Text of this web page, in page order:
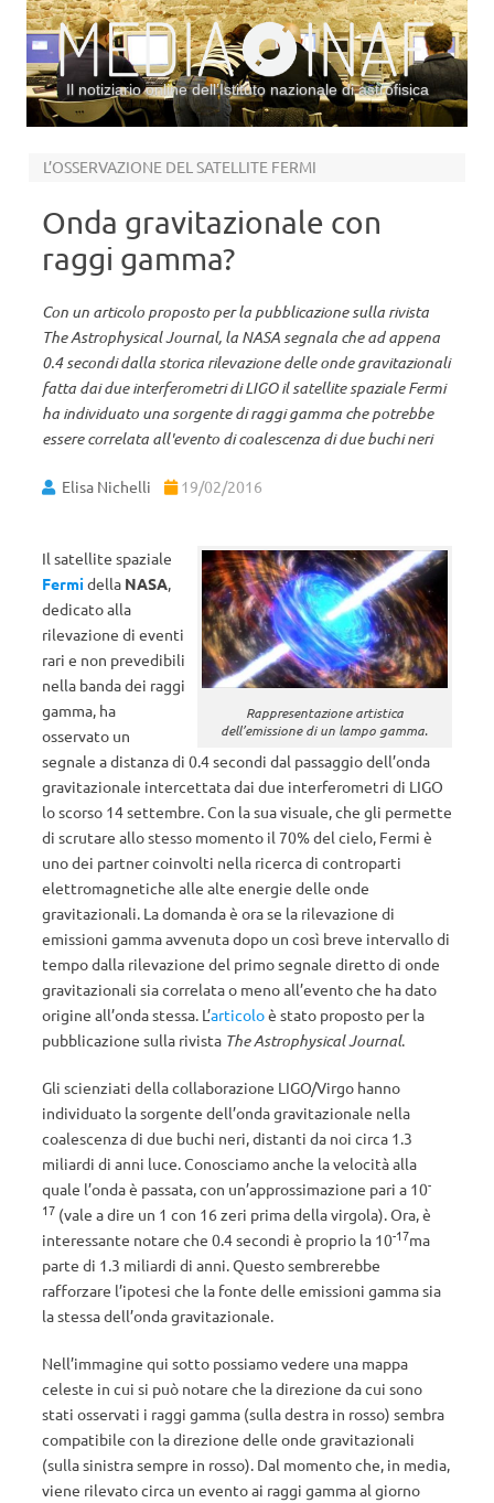
Il notiziario online dell’Istituto nazionale di astrofisica
L’OSSERVAZIONE DEL SATELLITE FERMI
Onda gravitazionale con
raggi gamma?
Con un articolo proposto per la pubblicazione sulla rivista
The Astrophysical Journal, la NASA segnala che ad appena
0.4 secondi dalla storica rilevazione delle onde gravitazionali
fatta dai due interferometri di LIGO il satellite spaziale Fermi
ha individuato una sorgente di raggi gamma che potrebbe
essere correlata all'evento di coalescenza di due buchi neri
Elisa Nichelli 19/02/2016
Rappresentazione artistica
dell’emissione di un lampo gamma.
Il satellite spaziale
Fermidella NASA,
dedicato alla
rilevazione di eventi
rari e non prevedibili
nella banda dei raggi
gamma, ha
osservato un
segnale a distanza di 0.4 secondi dal passaggio dell’onda
gravitazionale intercettata dai due interferometri di LIGO
lo scorso 14 settembre. Con la sua visuale, che gli permette
di scrutare allo stesso momento il 70% del cielo, Fermi è
uno dei partner coinvolti nella ricerca di controparti
elettromagnetiche alle alte energie delle onde
gravitazionali. La domanda è ora se la rilevazione di
emissioni gamma avvenuta dopo un così breve intervallo di
tempo dalla rilevazione del primo segnale diretto di onde
gravitazionali sia correlata o meno all’evento che ha dato
origine all’onda stessa. L’articoloè stato proposto per la
pubblicazione sulla rivista The Astrophysical Journal.
Gli scienziati della collaborazione LIGO/Virgo hanno
individuato la sorgente dell’onda gravitazionale nella
coalescenza di due buchi neri, distanti da noi circa 1.3
miliardi di anni luce. Conosciamo anche la velocità alla
quale l’onda è passata, con un’approssimazione pari a 10-
17 (vale a dire un 1 con 16 zeri prima della virgola). Ora, è
interessante notare che 0.4 secondi è proprio la 10-17ma
parte di 1.3 miliardi di anni. Questo sembrerebbe
rafforzare l’ipotesi che la fonte delle emissioni gamma sia
la stessa dell’onda gravitazionale.
Nell’immagine qui sotto possiamo vedere una mappa
celeste in cui si può notare che la direzione da cui sono
stati osservati i raggi gamma (sulla destra in rosso) sembra
compatibile con la direzione delle onde gravitazionali
(sulla sinistra sempre in rosso). Dal momento che, in media,
viene rilevato circa un evento ai raggi gamma al giorno